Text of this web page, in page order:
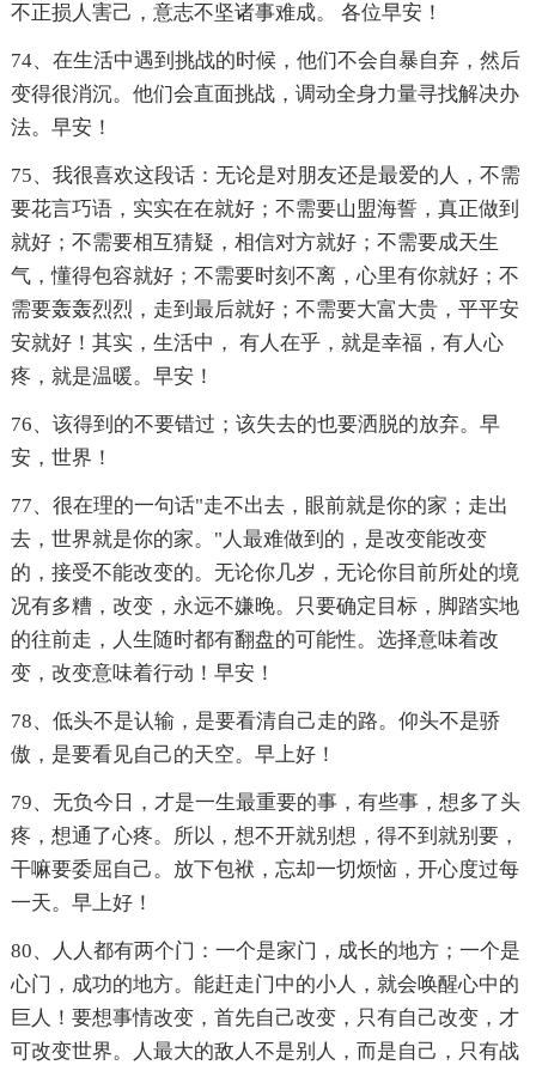
不正损人害己，意志不坚诸事难成。 各位早安！
74、在生活中遇到挑战的时候，他们不会自暴自弃，然后
变得很消沉。他们会直面挑战，调动全身力量寻找解决办
法。早安！
75、我很喜欢这段话：无论是对朋友还是最爱的人，不需
要花言巧语，实实在在就好；不需要山盟海誓，真正做到
就好；不需要相互猜疑，相信对方就好；不需要成天生
气，懂得包容就好；不需要时刻不离，心里有你就好；不
需要轰轰烈烈，走到最后就好；不需要大富大贵，平平安
安就好！其实，生活中， 有人在乎，就是幸福，有人心
疼，就是温暖。早安！
76、该得到的不要错过；该失去的也要洒脱的放弃。早
安，世界！
77、很在理的一句话"走不出去，眼前就是你的家；走出
去，世界就是你的家。"人最难做到的，是改变能改变
的，接受不能改变的。无论你几岁，无论你目前所处的境
况有多糟，改变，永远不嫌晚。只要确定目标，脚踏实地
的往前走，人生随时都有翻盘的可能性。选择意味着改
变，改变意味着行动！早安！
78、低头不是认输，是要看清自己走的路。仰头不是骄
傲，是要看见自己的天空。早上好！
79、无负今日，才是一生最重要的事，有些事，想多了头
疼，想通了心疼。所以，想不开就别想，得不到就别要，
干嘛要委屈自己。放下包袱，忘却一切烦恼，开心度过每
一天。早上好！
80、人人都有两个门：一个是家门，成长的地方；一个是
心门，成功的地方。能赶走门中的小人，就会唤醒心中的
巨人！要想事情改变，首先自己改变，只有自己改变，才
可改变世界。人最大的敌人不是别人，而是自己，只有战